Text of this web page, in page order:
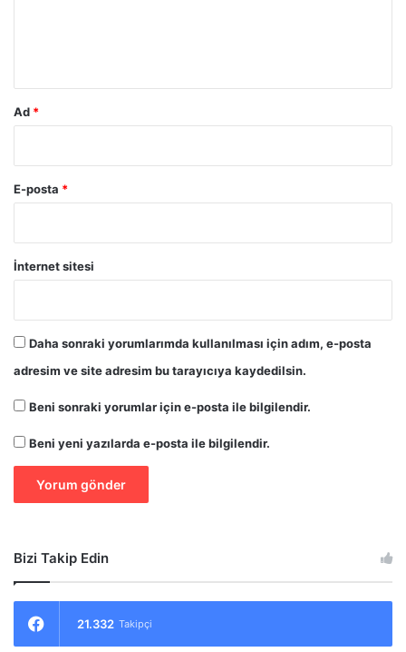
Ad *
E-posta *
İnternet sitesi
Daha sonraki yorumlarımda kullanılması için adım, e-posta
adresim ve site adresim bu tarayıcıya kaydedilsin.
Beni sonraki yorumlar için e-posta ile bilgilendir.
Beni yeni yazılarda e-posta ile bilgilendir.
Bizi Takip Edin
21.332 Takipçi